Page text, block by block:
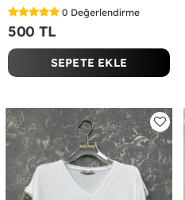
0 Değerlendirme
500 TL
SEPETE EKLE